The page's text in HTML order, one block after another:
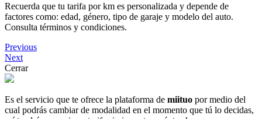
Recuerda que tu tarifa por km es personalizada y depende de
factores como: edad, género, tipo de garaje y modelo del auto.
Consulta términos y condiciones.
Previous
Next
Cerrar
Es el servicio que te ofrece la plataforma de miituo por medio del
cual podrás cambiar de modalidad en el momento que tú lo decidas,